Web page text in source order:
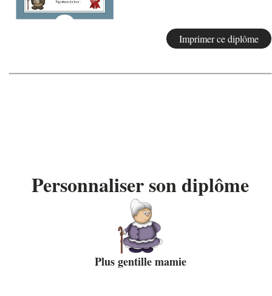
Personnaliser son diplôme
Plus gentille mamie